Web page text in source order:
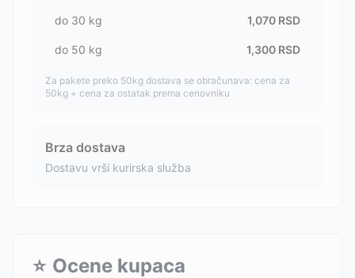
do 30 kg 1,070 RSD
do 50 kg 1,300 RSD
Za pakete preko 50kg dostava se obračunava: cena za
50kg + cena za ostatak prema cenovniku
Brza dostava
Dostavu vrši kurirska služba
⭐ Ocene kupaca